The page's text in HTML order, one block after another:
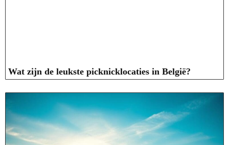
Wat zijn de leukste picknicklocaties in België?